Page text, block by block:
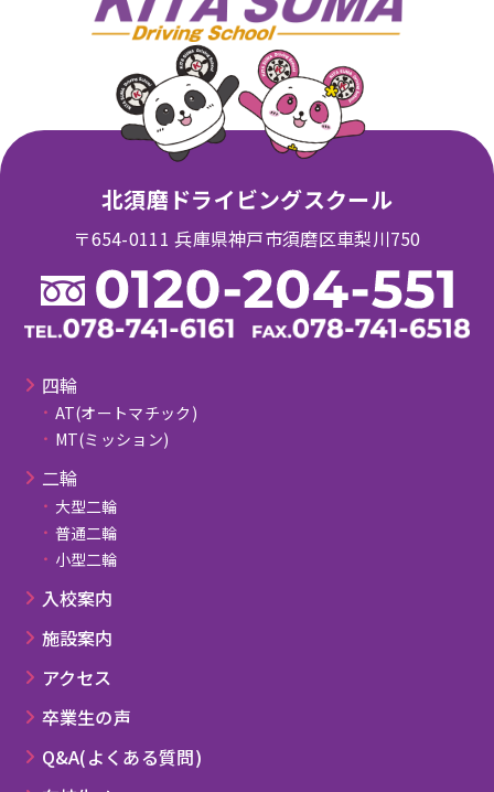
北須磨ドライビングスクール
〒654-0111 兵庫県神戸市須磨区車梨川750
四輪
AT(オートマチック)
MT(ミッション)
⼆輪
大型二輪
普通二輪
小型二輪
⼊校案内
施設案内
アクセス
卒業⽣の声
Q&A(よくある質問)